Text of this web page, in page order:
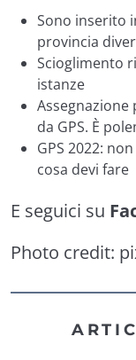
Sono inserito
provincia
Scioglimento
istanze
Assegnazione
da GPS. È
GPS 2022:
cosa devi fare
E seguici su
Photo credit: